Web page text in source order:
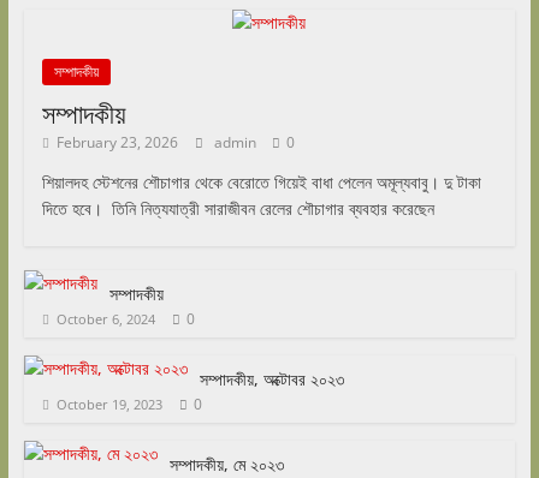
সম্পাদকীয়
সম্পাদকীয়
February 23, 2026 admin 0
শিয়ালদহ স্টেশনের শৌচাগার থেকে বেরোতে গিয়েই বাধা পেলেন অমূল্যবাবু। দু টাকা
দিতে হবে। তিনি নিত্যযাত্রী সারাজীবন রেলের শৌচাগার ব্যবহার করেছেন
সম্পাদকীয়
October 6, 2024 0
সম্পাদকীয়, অক্টোবর ২০২৩
October 19, 2023 0
সম্পাদকীয়, মে ২০২৩